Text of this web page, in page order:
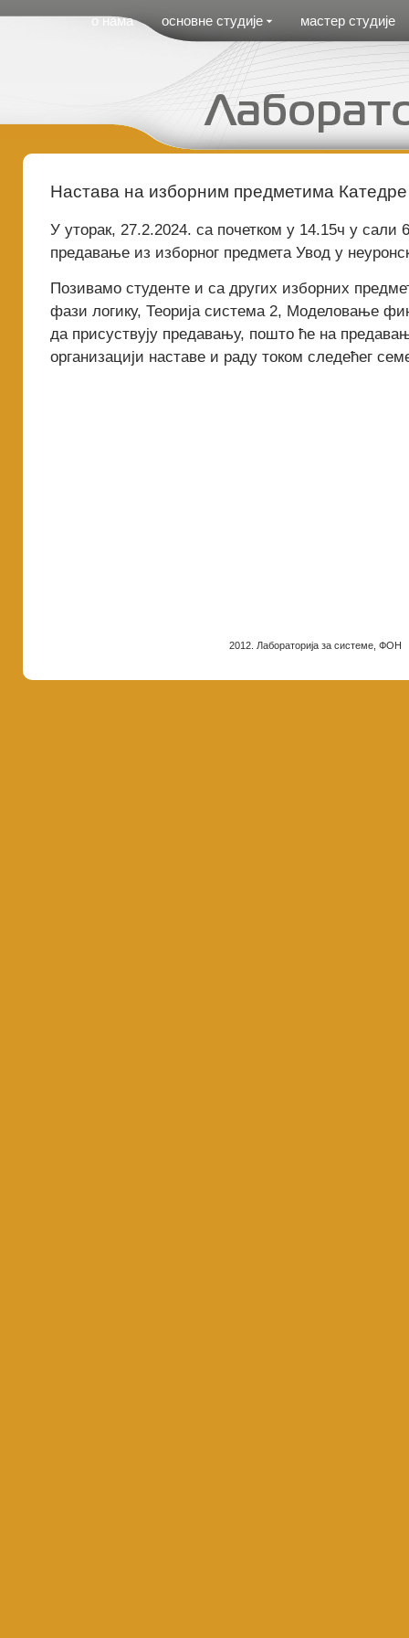
о нама основне студије мастер студије
Настaва на изборним предметима Катедре
У уторак, 27.2.2024. са почетком у 14.15ч y сали
предавање из изборног предмета Увод у
Позивамо студенте и са других изборних
фази логику, Теорија система 2, Моделовање
да присуствују предавању, пошто ће на
организацији наставе и раду током следећег
2012. Лабораторија за системе, ФОН